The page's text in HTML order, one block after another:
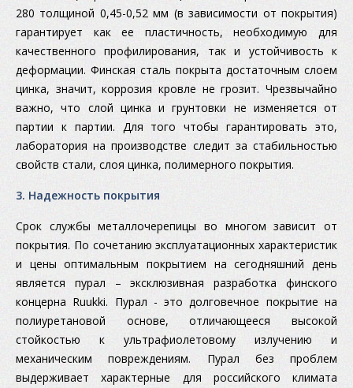
280 толщиной 0,45-0,52 мм (в зависимости от покрытия)
гарантирует как ее пластичность, необходимую для
качественного профилирования, так и устойчивость к
деформации. Финская сталь покрыта достаточным слоем
цинка, значит, коррозия кровле не грозит. Чрезвычайно
важно, что слой цинка и грунтовки не изменяется от
партии к партии. Для того чтобы гарантировать это,
лаборатория на производстве следит за стабильностью
свойств стали, слоя цинка, полимерного покрытия.
3. Надежность покрытия
Срок службы металлочерепицы во многом зависит от
покрытия. По сочетанию эксплуатационных характеристик
и цены оптимальным покрытием на сегодняшний день
является пурал – эксклюзивная разработка финского
концерна Ruukki. Пурал - это долговечное покрытие на
полиуретановой основе, отличающееся высокой
стойкостью к ультрафиолетовому излучению и
механическим повреждениям. Пурал без проблем
выдерживает характерные для российского климата